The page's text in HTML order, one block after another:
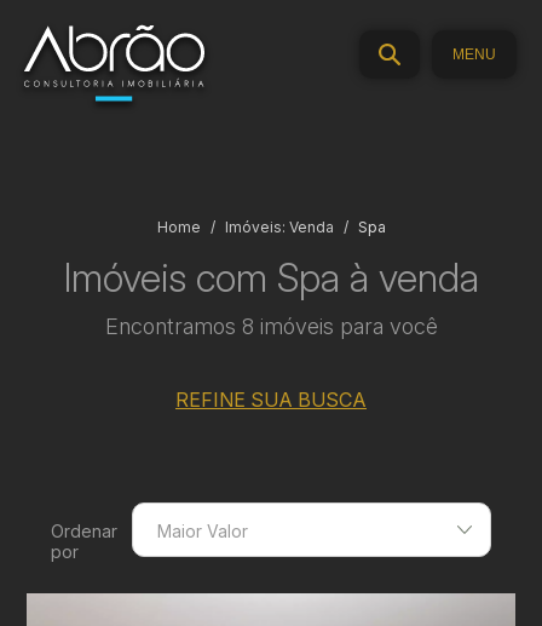
MENU
Home Imóveis: Venda Spa
Imóveis com Spa à venda
Encontramos 8 imóveis para você
REFINE SUA BUSCA
Ordenar
por
Maior Valor